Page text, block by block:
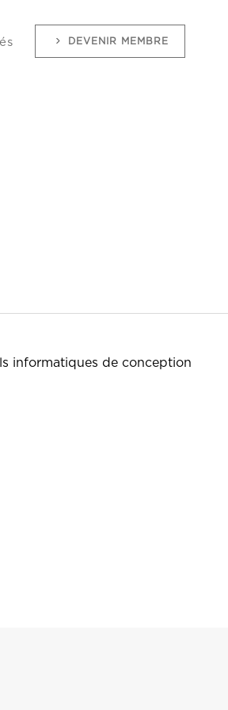
DEVENIR MEMBRE
informatiques de conception